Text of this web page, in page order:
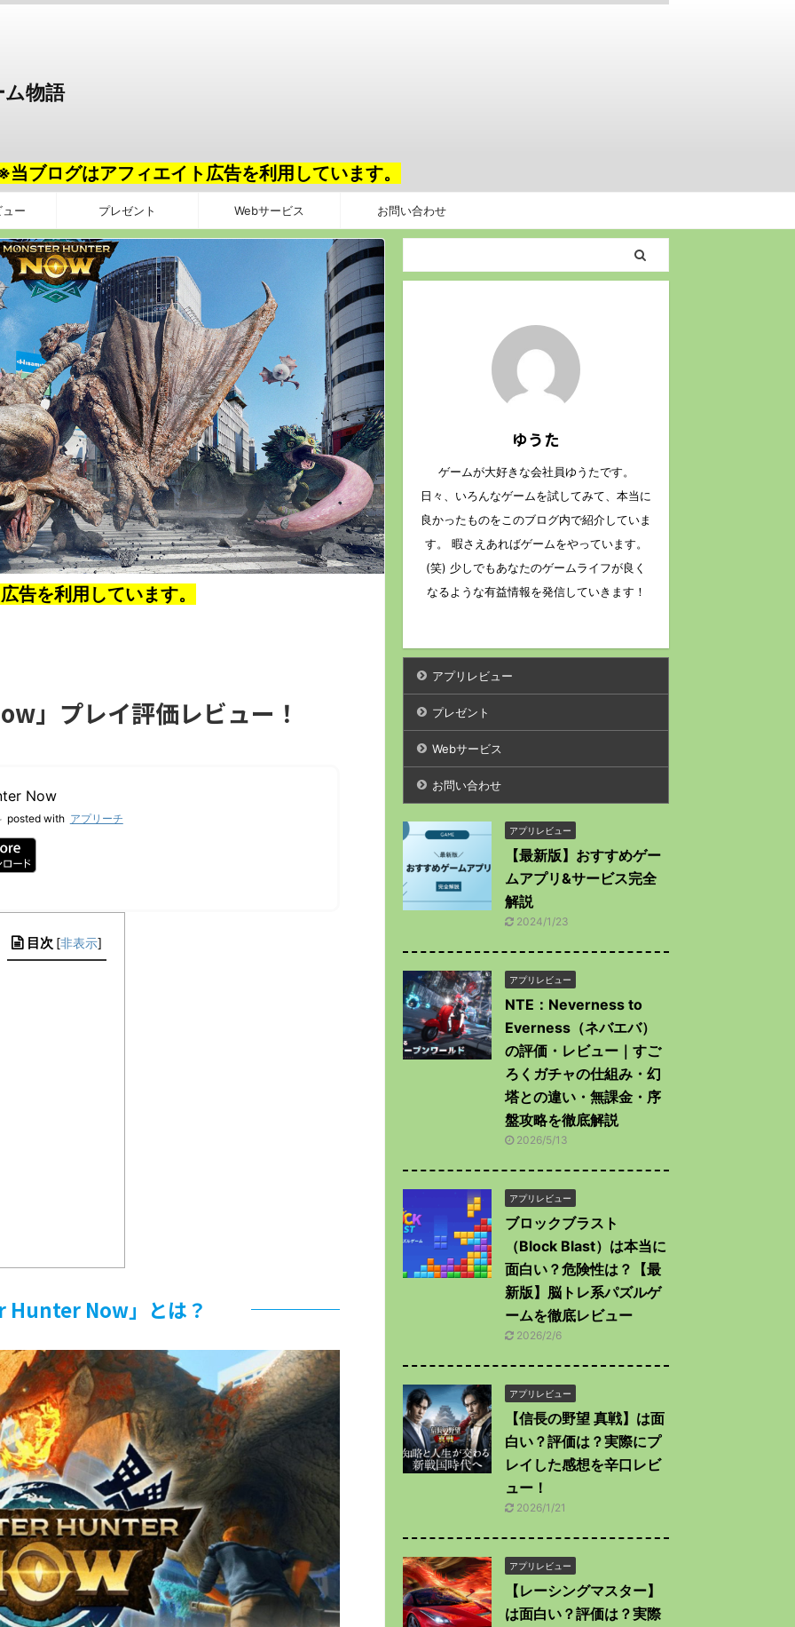
物語
当ブログはアフィエイト広告を利用しています。
ー プレゼント Webサービス お問い合わせ
告を利用しています。
」プレイ評価レビュー！
Now
posted with アプリーチ
目次 [非表示]
Hunter Now」とは？
ゆうた
ゲームが大好きな会社員ゆうたです。
日々、いろんなゲームを試してみて、本当に
良かったものをこのブログ内で紹介していま
す。 暇さえあればゲームをやっています。
(笑) 少しでもあなたのゲームライフが良く
なるような有益情報を発信していきます！
アプリレビュー
プレゼント
Webサービス
お問い合わせ
アプリレビュー
【最新版】おすすめゲー
ムアプリ&サービス完全
解説
2024/1/23
アプリレビュー
NTE：Neverness to
Everness（ネバエバ）
の評価・レビュー｜すご
ろくガチャの仕組み・幻
塔との違い・無課金・序
盤攻略を徹底解説
2026/5/13
アプリレビュー
ブロックブラスト
（Block Blast）は本当に
面白い？危険性は？【最
新版】脳トレ系パズルゲ
ームを徹底レビュー
2026/2/6
アプリレビュー
【信長の野望 真戦】は面
白い？評価は？実際にプ
レイした感想を辛口レビ
ュー！
2026/1/21
アプリレビュー
【レーシングマスター】
は面白い？評価は？実際